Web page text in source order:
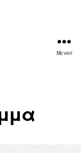
Μενού